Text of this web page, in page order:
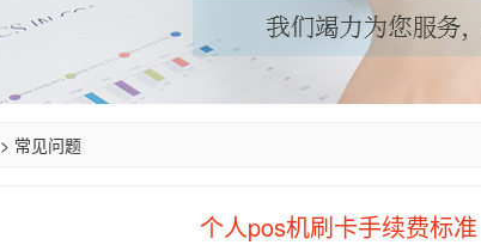
> 常见问题
个人pos机刷卡手续费标准